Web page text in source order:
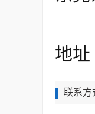
地址
联系方